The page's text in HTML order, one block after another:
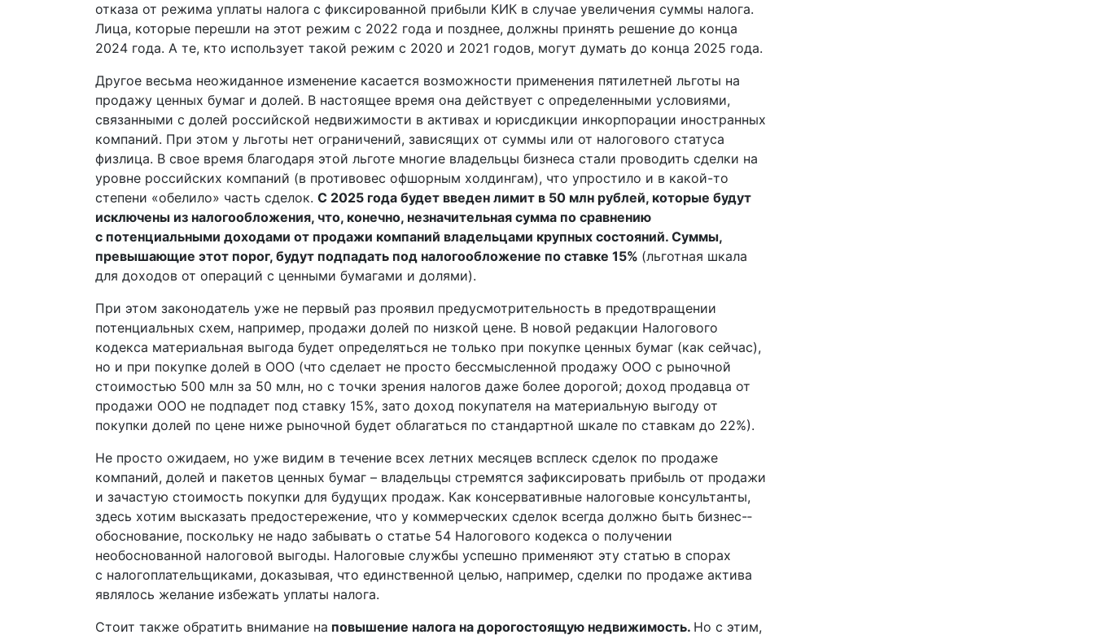
отказа от режима уплаты налога с фиксированной прибыли КИК в случае увеличения суммы налога.
Лица, которые перешли на этот режим с 2022 года и позднее, должны принять решение до конца
2024 года. А те, кто использует такой режим с 2020 и 2021 годов, могут думать до конца 2025 года.
Другое весьма неожиданное изменение касается возможности применения пятилетней льготы на
продажу ценных бумаг и долей. В настоящее время она действует с определенными условиями,
связанными с долей российской недвижимости в активах и юрисдикции инкорпорации иностранных
компаний. При этом у льготы нет ограничений, зависящих от суммы или от налогового статуса
физлица. В свое время благодаря этой льготе многие владельцы бизнеса стали проводить сделки на
уровне российских компаний (в противовес офшорным холдингам), что упростило и в какой-то
степени «обелило» часть сделок. С 2025 года будет введен лимит в 50 млн руб­лей, которые будут
исключены из налогообложения, что, конечно, незначительная сумма по сравнению
с потенциальными доходами от продажи компаний владельцами крупных состояний. Суммы,
превышающие этот порог, будут подпадать под налогообложение по ставке 15% (льготная шкала
для доходов от операций с ценными бумагами и долями).
При этом законодатель уже не первый раз проявил предусмотрительность в предотвращении
потенциальных схем, например, продажи долей по низкой цене. В новой редакции Налогового
кодекса материальная выгода будет определяться не только при покупке ценных бумаг (как сейчас),
но и при покупке долей в ООО (что сделает не просто бессмысленной продажу ООО с рыночной
стоимостью 500 млн за 50 млн, но с точки зрения налогов даже более дорогой; доход продавца от
продажи ООО не подпадет под ставку 15%, зато доход покупателя на материальную выгоду от
покупки долей по цене ниже рыночной будет облагаться по стандартной шкале по ставкам до 22%).
Не просто ожидаем, но уже видим в течение всех летних месяцев всплеск сделок по продаже
компаний, долей и пакетов ценных бумаг – владельцы стремятся зафиксировать прибыль от продажи
и зачастую стоимость покупки для будущих продаж. Как консервативные налоговые консультанты,
здесь хотим высказать предостережение, что у коммерческих сделок всегда должно быть бизнес-­
обоснование, поскольку не надо забывать о статье 54 Налогового кодекса о получении
необоснованной налоговой выгоды. Налоговые службы успешно применяют эту статью в спорах
с налогоплательщиками, доказывая, что единственной целью, например, сделки по продаже актива
являлось желание избежать уплаты налога.
Стоит также обратить внимание на повышение налога на дорогостоящую недвижимость. Но с этим,